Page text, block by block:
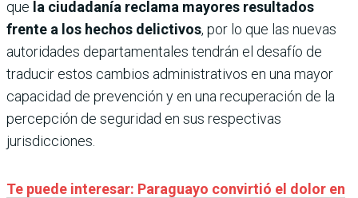
que la ciudadanía reclama mayores resultados
frente a los hechos delictivos, por lo que las nuevas
autoridades departamentales tendrán el desafío de
traducir estos cambios administrativos en una mayor
capacidad de prevención y en una recuperación de la
percepción de seguridad en sus respectivas
jurisdicciones.
Te puede interesar: Paraguayo convirtió el dolor en